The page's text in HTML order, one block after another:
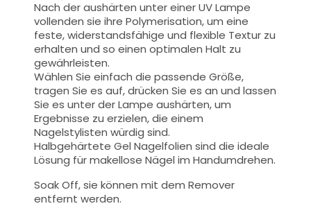
Nach der aushärten unter einer UV Lampe
vollenden sie ihre Polymerisation, um eine
feste, widerstandsfähige und flexible Textur zu
erhalten und so einen optimalen Halt zu
gewährleisten.
Wählen Sie einfach die passende Größe,
tragen Sie es auf, drücken Sie es an und lassen
Sie es unter der Lampe aushärten, um
Ergebnisse zu erzielen, die einem
Nagelstylisten würdig sind.
Halbgehärtete Gel Nagelfolien sind die ideale
Lösung für makellose Nägel im Handumdrehen.
Soak Off, sie können mit dem Remover
entfernt werden.